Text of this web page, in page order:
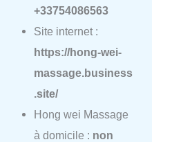
+33754086563
Site internet :
https://hong-wei-
massage.business
.site/
Hong wei Massage
à domicile : non